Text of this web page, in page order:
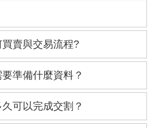
賣與交易流程?
準備什麼資料？
可以完成交割？